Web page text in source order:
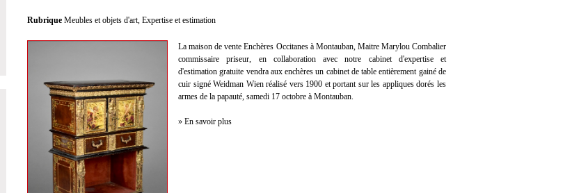
Rubrique Meubles et objets d'art, Expertise et estimation
La maison de vente Enchères Occitanes à Montauban, Maitre Marylou Combalier
commissaire priseur, en collaboration avec notre cabinet d'expertise et
d'estimation gratuite vendra aux enchères un cabinet de table entièrement gainé de
cuir signé Weidman Wien réalisé vers 1900 et portant sur les appliques dorés les
armes de la papauté, samedi 17 octobre à Montauban.
» En savoir plus